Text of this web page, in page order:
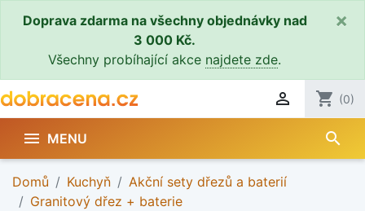
Doprava zdarma na všechny objednávky nad
3 000 Kč.
Všechny probíhající akce najdete zde.
×
 shopping_cart (0)
 MENU search
Domů Kuchyň
Akční sety dřezů a baterií
Granitový dřez + baterie